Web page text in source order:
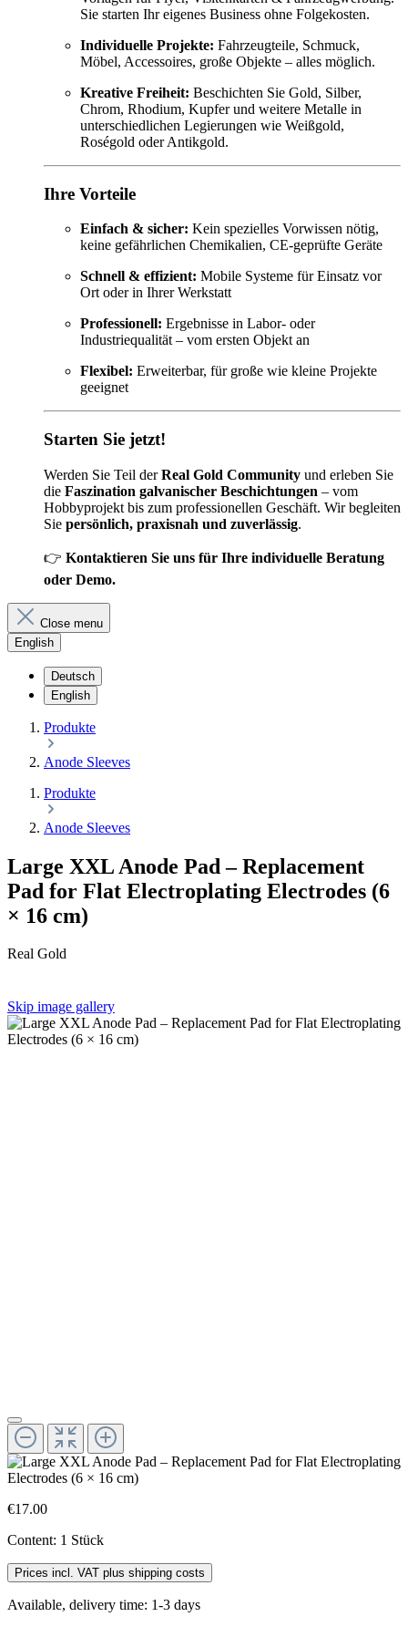
Sie starten Ihr eigenes Business ohne Folgekosten.
Individuelle Projekte: Fahrzeugteile, Schmuck,
Möbel, Accessoires, große Objekte – alles möglich.
Kreative Freiheit: Beschichten Sie Gold, Silber,
Chrom, Rhodium, Kupfer und weitere Metalle in
unterschiedlichen Legierungen wie Weißgold,
Roségold oder Antikgold.
Ihre Vorteile
Einfach & sicher: Kein spezielles Vorwissen nötig,
keine gefährlichen Chemikalien, CE-geprüfte Geräte
Schnell & effizient: Mobile Systeme für Einsatz vor
Ort oder in Ihrer Werkstatt
Professionell: Ergebnisse in Labor- oder
Industriequalität – vom ersten Objekt an
Flexibel: Erweiterbar, für große wie kleine Projekte
geeignet
Starten Sie jetzt!
Werden Sie Teil derReal Gold Community und erleben Sie
die Faszination galvanischer Beschichtungen – vom
Hobbyprojekt bis zum professionellen Geschäft. Wir begleiten
Sie persönlich, praxisnah und zuverlässig.
👉 Kontaktieren Sie uns für Ihre individuelle Beratung
oder Demo.
Close menu
English
Deutsch
English
Produkte
Anode Sleeves
Produkte
Anode Sleeves
Large XXL Anode Pad – Replacement
Pad for Flat Electroplating Electrodes (6
× 16 cm)
Real Gold
Skip image gallery
€17.00
Content: 1 Stück
Prices incl. VAT plus shipping costs
Available, delivery time: 1-3 days